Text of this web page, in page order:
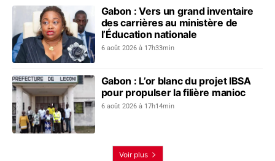
Gabon : Vers un grand inventaire
des carrières au ministère de
l’Éducation nationale
6 août 2026 à 17h33min
Gabon : L’or blanc du projet IBSA
pour propulser la filière manioc
6 août 2026 à 17h14min
Voir plus